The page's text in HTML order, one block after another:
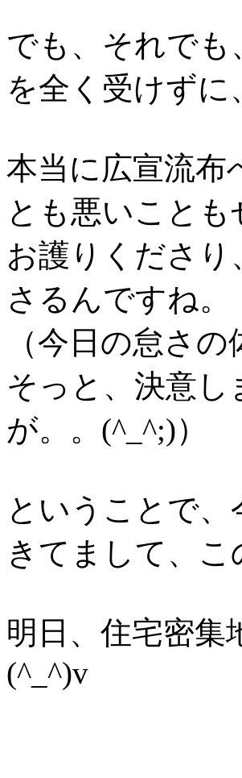
でも、それで
を全く受けず
本当に広宣流布
とも悪いこと
お護りくださ
さるんですね。
（今日の怠さ
そっと、決意
が。。(^_^;)）
ということで
きてまして、
明日、住宅密集
(^_^)v